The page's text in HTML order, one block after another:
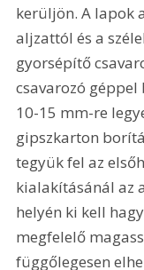
kerüljön. A lapok
aljzattól és a
gyorsépítő
csavarozó géppel
10-15 mm-re
gipszkarton
tegyük fel az
kialakításánál az
helyén ki kell
megfelelő
függőlegesen